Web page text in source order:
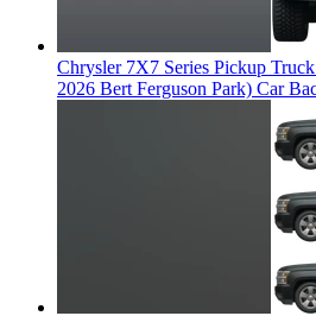
Chrysler 7X7 Series Pickup
2026 Bert Ferguson Park) Car